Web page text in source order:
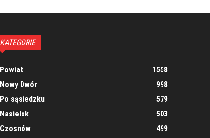
KATEGORIE
Powiat
1558
Nowy Dwór
998
Po sąsiedzku
579
Nasielsk
503
Czosnów
499